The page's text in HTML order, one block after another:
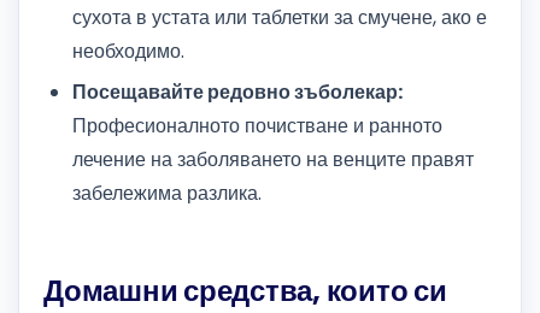
сухота в устата или таблетки за смучене, ако е
необходимо.
Посещавайте редовно зъболекар:
Професионалното почистване и ранното
лечение на заболяването на венците правят
забележима разлика.
Домашни средства, които си